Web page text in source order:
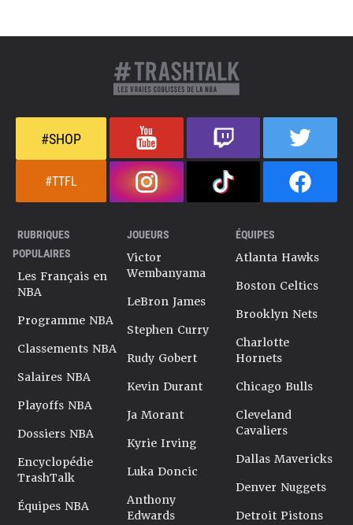
#SHOP
#TTFL
RUBRIQUES
POPULAIRES
Les Français en
NBA
Programme NBA
Classements NBA
Salaires NBA
Playoffs NBA
Dossiers NBA
Encyclopédie
TrashTalk
Équipes NBA
JOUEURS
Victor
Wembanyama
LeBron James
Stephen Curry
Rudy Gobert
Kevin Durant
Ja Morant
Kyrie Irving
Luka Doncic
Anthony
Edwards
ÉQUIPES
Atlanta Hawks
Boston Celtics
Brooklyn Nets
Charlotte
Hornets
Chicago Bulls
Cleveland
Cavaliers
Dallas Mavericks
Denver Nuggets
Detroit Pistons